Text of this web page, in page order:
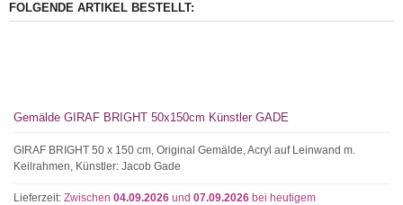
FOLGENDE ARTIKEL BESTELLT:
Gemälde GIRAF BRIGHT 50x150cm Künstler GADE
GIRAF BRIGHT 50 x 150 cm, Original Gemälde, Acryl auf Leinwand m.
Keilrahmen, Künstler: Jacob Gade
Lieferzeit: Zwischen 04.09.2026 und 07.09.2026 bei heutigem